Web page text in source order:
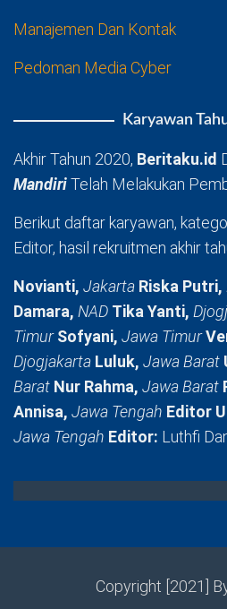
Manajemen Dan Kontak
Pedoman Media Cyber
Karyawan
Akhir Tahun 2020, Beritaku.id
MandiriTelah Melakukan
Berikut daftar karyawan,
Editor, hasil rekruitmen akhir
Novianti, Jakarta Riska Putri,
Damara, NAD Tika Yanti,
TimurSofyani, Jawa Timur
Djogjakarta Luluk, Jawa Barat
Barat Nur Rahma, Jawa Barat
Annisa, Jawa Tengah Editor
Jawa Tengah Editor: Luthfi
Copyright [2021]